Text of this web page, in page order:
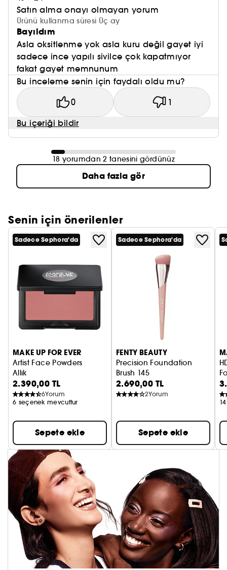
Satın alma onayı olmayan yorum
Ürünü kullanma süresi Üç ay
Bayıldım
Asla oksitlenme yok asla kuru değil gayet iyi
sadece ince yapılı sivilce çok kapatmıyor
fakat gayet memnunum
Bu inceleme senin için faydalı oldu mu?
0 1
Bu içeriği bildir
18 yorumdan 2 tanesini gördünüz
Daha fazla gör
Senin için önerilenler
Sadece Sephora'da
MAKE UP FOR EVER
Artist Face Powders
Allık
2.390,00 TL
6Yorum
6 seçenek mevcuttur
Sepete ekle
Sadece Sephora'da
FENTY BEAUTY
Precision Foundation
Brush 145
Makyaj fırçası
2.690,00 TL
2Yorum
Sepete ekle